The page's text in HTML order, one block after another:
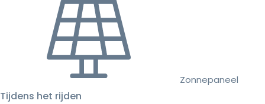
Zonnepaneel
Tijdens het rijden